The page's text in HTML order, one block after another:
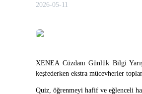
Teminat olarak USDT kullanan
2026-05-11
XENEA Cüzdanı Günlük Bilgi
keşfederken ekstra mücevherler
Quiz, öğrenmeyi hafif ve eğlenceli